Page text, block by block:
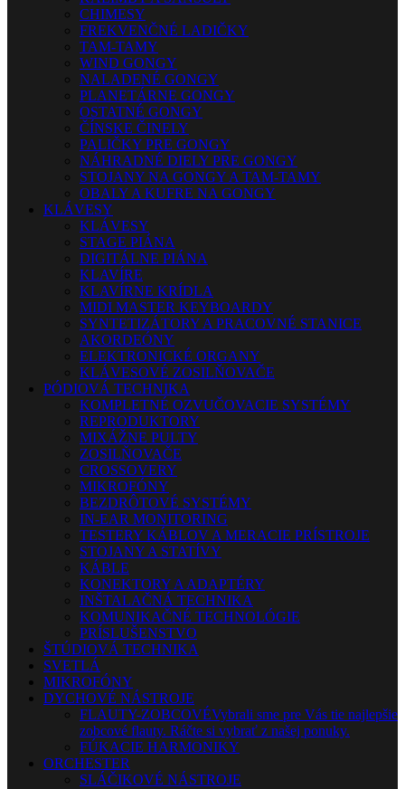
CHIMESY
FREKVENČNÉ LADIČKY
TAM-TAMY
WIND GONGY
NALADENÉ GONGY
PLANETÁRNE GONGY
OSTATNÉ GONGY
ČÍNSKE ČINELY
PALIČKY PRE GONGY
NÁHRADNÉ DIELY PRE GONGY
STOJANY NA GONGY A TAM-TAMY
OBALY A KUFRE NA GONGY
KLÁVESY
KLÁVESY
STAGE PIÁNA
DIGITÁLNE PIÁNA
KLAVÍRE
KLAVÍRNE KRÍDLA
MIDI MASTER KEYBOARDY
SYNTETIZÁTORY A PRACOVNÉ STANICE
AKORDEÓNY
ELEKTRONICKÉ ORGANY
KLÁVESOVÉ ZOSILŇOVAČE
PÓDIOVÁ TECHNIKA
KOMPLETNÉ OZVUČOVACIE SYSTÉMY
REPRODUKTORY
MIXÁŽNE PULTY
ZOSILŇOVAČE
CROSSOVERY
MIKROFÓNY
BEZDRÔTOVÉ SYSTÉMY
IN-EAR MONITORING
TESTERY KÁBLOV A MERACIE PRÍSTROJE
STOJANY A STATÍVY
KÁBLE
KONEKTORY A ADAPTÉRY
INŠTALAČNÁ TECHNIKA
KOMUNIKAČNÉ TECHNOLÓGIE
PRÍSLUŠENSTVO
ŠTÚDIOVÁ TECHNIKA
SVETLÁ
MIKROFÓNY
DYCHOVÉ NÁSTROJE
FLAUTY-ZOBCOVÉVybrali sme pre Vás tie najlepšie
zobcové flauty. Ráčte si vybrať z našej ponuky.
FÚKACIE HARMONIKY
ORCHESTER
SLÁČIKOVÉ NÁSTROJE